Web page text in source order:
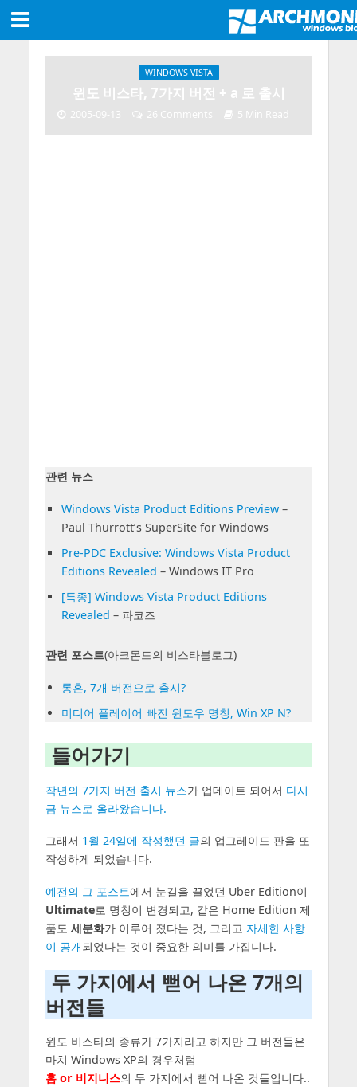
WINDOWS VISTA
윈도 비스타, 7가지 버전 + a 로 출시
2005-09-13 26 Comments 5 Min Read
관련 뉴스
Windows Vista Product Editions Preview–
Paul Thurrott’s SuperSite for Windows
Pre-PDC Exclusive: Windows Vista Product
Editions Revealed – Windows IT Pro
[특종] Windows Vista Product Editions
Revealed – 파코즈
관련 포스트(아크몬드의 비스타블로그)
롱혼, 7개 버전으로 출시?
미디어 플레이어 빠진 윈도우 명칭, Win XP N?
들어가기
작년의 7가지 버전 출시 뉴스가 업데이트 되어서 다시
금 뉴스로 올라왔습니다.
그래서 1월 24일에 작성했던 글의 업그레이드 판을 또
작성하게 되었습니다.
예전의 그 포스트에서 눈길을 끌었던 Uber Edition이
Ultimate로 명칭이 변경되고, 같은 Home Edition 제
품도 세분화가 이루어 졌다는 것, 그리고 자세한 사항
이 공개되었다는 것이 중요한 의미를 가집니다.
두 가지에서 뻗어 나온 7개의
버전들
윈도 비스타의 종류가 7가지라고 하지만 그 버전들은
마치 Windows XP의 경우처럼
홈 or 비지니스의 두 가지에서 뻗어 나온 것들입니다..